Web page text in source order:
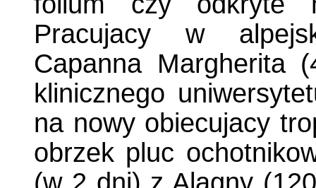
Pracujacy w
Capanna Margherita
klinicznego
na nowy obiecujacy
obrzek pluc